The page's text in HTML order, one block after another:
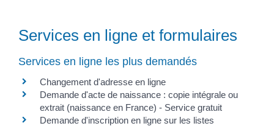
Services en ligne et formulaires
Services en ligne les plus demandés
Changement d'adresse en ligne
Demande d'acte de naissance : copie intégrale ou
extrait (naissance en France) - Service gratuit
Demande d'inscription en ligne sur les listes